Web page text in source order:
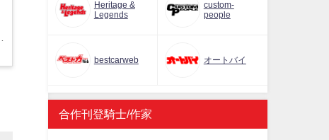
Heritage &
Legends
custom-
people
bestcarweb オートバイ
合作刊登騎士/作家